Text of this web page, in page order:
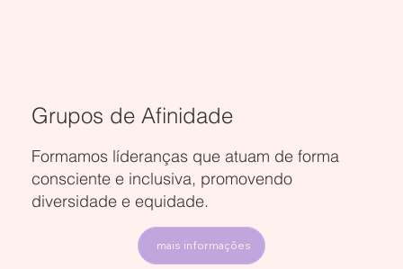
Grupos de Afinidade
Formamos líderanças que atuam de forma
consciente e inclusiva, promovendo
diversidade e equidade.
mais informações